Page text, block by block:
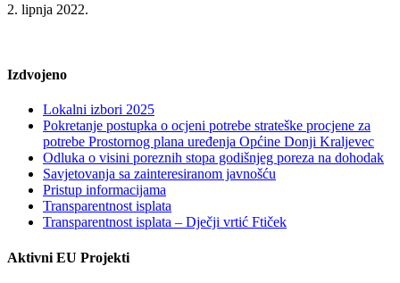
2. lipnja 2022.
Izdvojeno
Lokalni izbori 2025
Pokretanje postupka o ocjeni potrebe strateške procjene za
potrebe Prostornog plana uređenja Općine Donji Kraljevec
Odluka o visini poreznih stopa godišnjeg poreza na dohodak
Savjetovanja sa zainteresiranom javnošću
Pristup informacijama
Transparentnost isplata
Transparentnost isplata – Dječji vrtić Ftiček
Aktivni EU Projekti